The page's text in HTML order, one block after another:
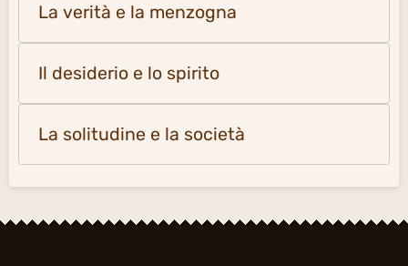
La verità e la menzogna
Il desiderio e lo spirito
La solitudine e la società